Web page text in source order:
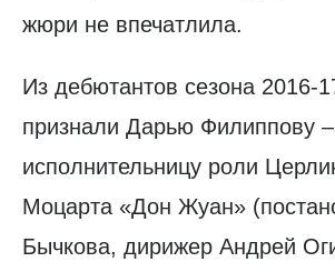
жюри не впечатлила.
Из дебютантов сезона 2016-
признали Дарью Филиппову –
исполнительницу роли
Моцарта «Дон Жуан»
Бычкова, дирижер Андрей